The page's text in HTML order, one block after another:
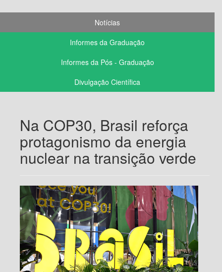
Notícias
Informes da Graduação
Informes da Pós - Graduação
Divulgação Científica
Na COP30, Brasil reforça
protagonismo da energia
nuclear na transição verde